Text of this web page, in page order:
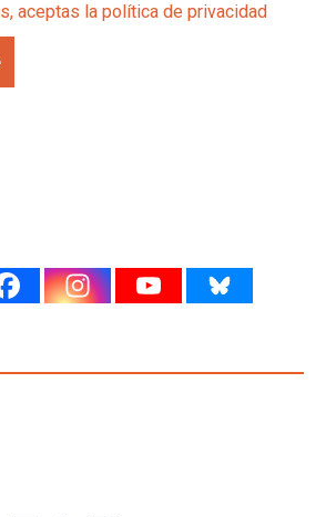
aceptas la política de privacidad